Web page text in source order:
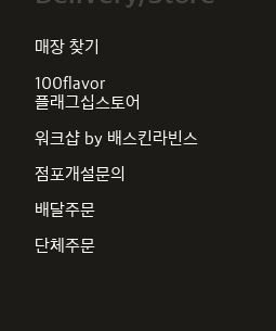
매장 찾기
100flavor
플래그십스토어
워크샵 by 배스킨라빈스
점포개설문의
배달주문
단체주문